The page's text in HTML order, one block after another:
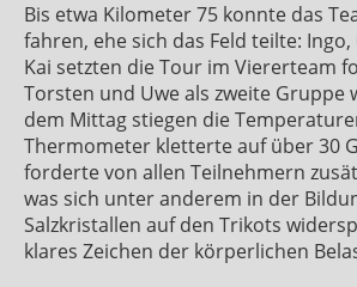
Bis etwa Kilometer 75 konnte das
fahren, ehe sich das Feld teilte:
Kai setzten die Tour im Viererteam
Torsten und Uwe als zweite Gruppe
dem Mittag stiegen die
Thermometer kletterte auf über 30
forderte von allen Teilnehmern
was sich unter anderem in der
Salzkristallen auf den Trikots
klares Zeichen der körperlichen